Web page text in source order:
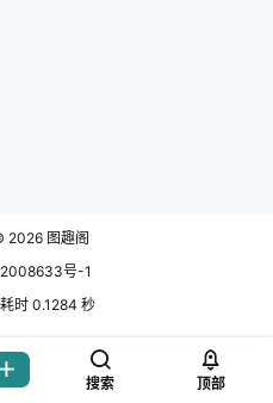
2026 图趣阁
号-1
时 0.1284 秒
搜索 顶部